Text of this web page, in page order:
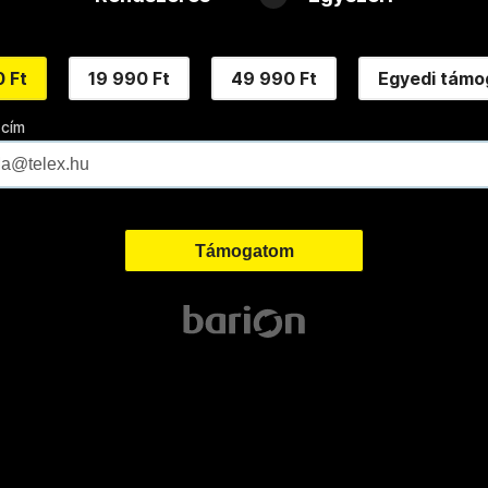
Ft 19 990 Ft 49 990 Ft Egyedi